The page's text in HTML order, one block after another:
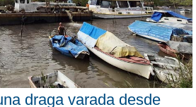
draga varada desde